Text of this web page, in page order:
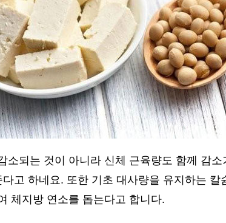
소되는 것이 아니라 신체 근육량도 함께 감소
고 하네요. 또한 기초 대사량을 유지하는
체지방 연소를 돕는다고 합니다.